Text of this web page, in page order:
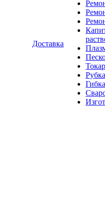
Доставка